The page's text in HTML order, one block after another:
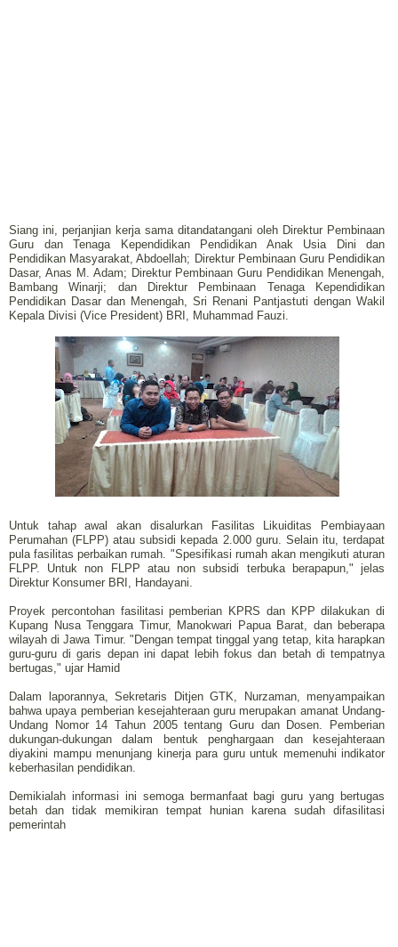
Siang ini, perjanjian kerja sama ditandatangani oleh Direktur Pembinaan
Guru dan Tenaga Kependidikan Pendidikan Anak Usia Dini dan
Pendidikan Masyarakat, Abdoellah; Direktur Pembinaan Guru Pendidikan
Dasar, Anas M. Adam; Direktur Pembinaan Guru Pendidikan Menengah,
Bambang Winarji; dan Direktur Pembinaan Tenaga Kependidikan
Pendidikan Dasar dan Menengah, Sri Renani Pantjastuti dengan Wakil
Kepala Divisi (Vice President) BRI, Muhammad Fauzi.
Untuk tahap awal akan disalurkan Fasilitas Likuiditas Pembiayaan
Perumahan (FLPP) atau subsidi kepada 2.000 guru. Selain itu, terdapat
pula fasilitas perbaikan rumah. "Spesifikasi rumah akan mengikuti aturan
FLPP. Untuk non FLPP atau non subsidi terbuka berapapun," jelas
Direktur Konsumer BRI, Handayani.
Proyek percontohan fasilitasi pemberian KPRS dan KPP dilakukan di
Kupang Nusa Tenggara Timur, Manokwari Papua Barat, dan beberapa
wilayah di Jawa Timur. "Dengan tempat tinggal yang tetap, kita harapkan
guru-guru di garis depan ini dapat lebih fokus dan betah di tempatnya
bertugas," ujar Hamid
Dalam laporannya, Sekretaris Ditjen GTK, Nurzaman, menyampaikan
bahwa upaya pemberian kesejahteraan guru merupakan amanat Undang-
Undang Nomor 14 Tahun 2005 tentang Guru dan Dosen. Pemberian
dukungan-dukungan dalam bentuk penghargaan dan kesejahteraan
diyakini mampu menunjang kinerja para guru untuk memenuhi indikator
keberhasilan pendidikan.
Demikialah informasi ini semoga bermanfaat bagi guru yang bertugas
betah dan tidak memikiran tempat hunian karena sudah difasilitasi
pemerintah